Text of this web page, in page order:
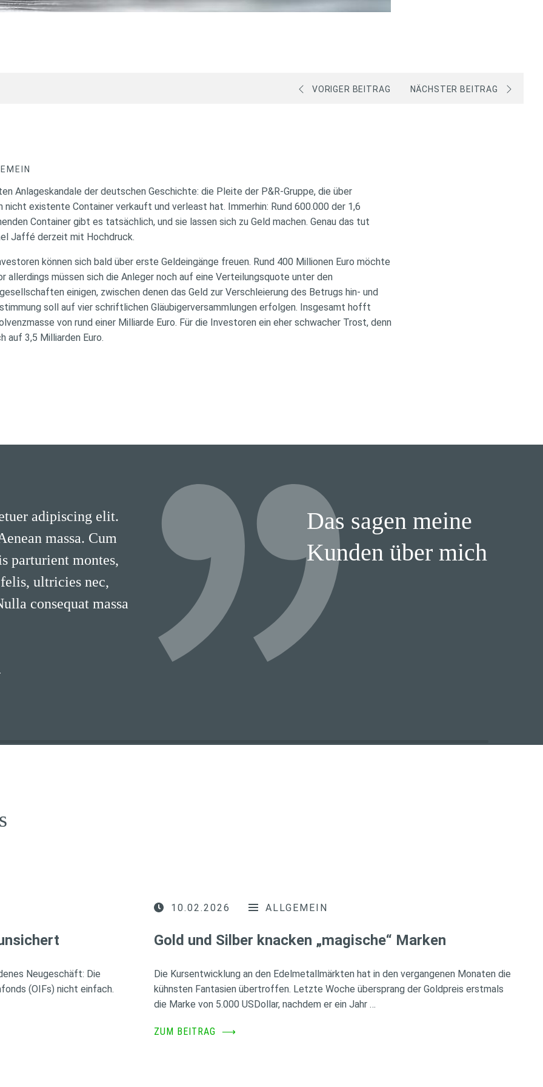
VORIGER BEITRAG NÄCHSTER BEITRAG
Anlageskandale der deutschen Geschichte: die Pleite der P&R-Gruppe, die über
existente Container verkauft und verleast hat. Immerhin: Rund 600.000 der 1,6
Container gibt es tatsächlich, und sie lassen sich zu Geld machen. Genau das tut
Jaffé derzeit mit Hochdruck.
können sich bald über erste Geldeingänge freuen. Rund 400 Millionen Euro möchte
allerdings müssen sich die Anleger noch auf eine Verteilungsquote unter den
einigen, zwischen denen das Geld zur Verschleierung des Betrugs hin- und
soll auf vier schriftlichen Gläubigerversammlungen erfolgen. Insgesamt hofft
von rund einer Milliarde Euro. Für die Investoren ein eher schwacher Trost, denn
auf 3,5 Milliarden Euro.
Das sagen meine
Kunden über mich
adipiscing elit.
massa. Cum
parturient montes,
ultricies nec,
consequat massa
Neugeschäft: Die
(OIFs) nicht einfach.
10.02.2026 ALLGEMEIN
Gold und Silber knacken „magische“ Marken
Die Kursentwicklung an den Edelmetallmärkten hat in den vergangenen Monaten die
kühnsten Fantasien übertroffen. Letzte Woche übersprang der Goldpreis erstmals
die Marke von 5.000 USDollar, nachdem er ein Jahr …
ZUM BEITRAG ⟶